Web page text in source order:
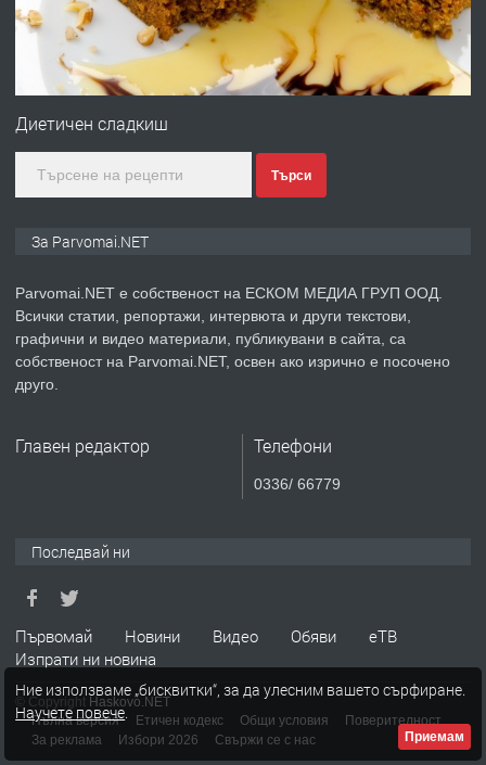
преди 1 година
ПРЕДЛАГА
Първи поход "По стъпките на Ангел
преди 1 година
ПРЕДЛАГА Уроци по Математика
ТЪРСИ Търсим работник
Диетичен сладкиш
Търси
За Parvomai.NET
Parvomai.NET е собственост на ЕСКОМ МЕДИА ГРУП ООД.
Всички статии, репортажи, интервюта и други текстови,
графични и видео материали, публикувани в сайта, са
собственост на Parvomai.NET, освен ако изрично е посочено
друго.
Главен редактор Телефони
0336/ 66779
Последвай ни
Първомай Новини Видео Обяви
еТВ
Изпрати ни новина
© Copyright Haskovo.NET
Пълна версия
Етичен кодекс Общи условия
Поверителност
За реклама
Избори 2026 Свържи се с нас
Ние използваме „бисквитки“, за да улесним вашето сърфиране.
Научете повече.
Приемам